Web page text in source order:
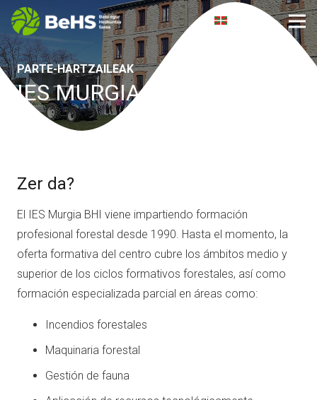
PARTE-HARTZAILEAK
IES MURGIA
Zer da?
El IES Murgia BHI viene impartiendo formación
profesional forestal desde 1990. Hasta el momento, la
oferta formativa del centro cubre los ámbitos medio y
superior de los ciclos formativos forestales, así como
formación especializada parcial en áreas como:
Incendios forestales
Maquinaria forestal
Gestión de fauna